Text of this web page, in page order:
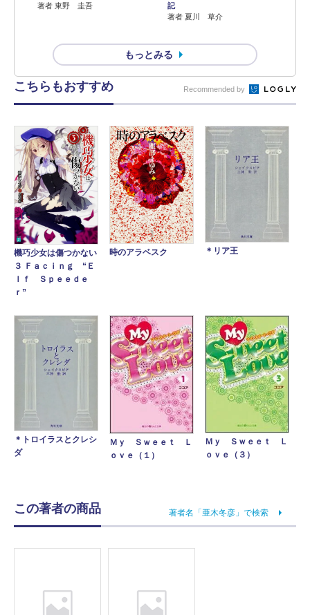
著者 東野 圭吾
記
著者 夏川 草介
もっとみる
こちらもおすすめ Recommended by
機巧少女は傷つかない
３ Ｆａｃｉｎｇ “Ｅ
ｌｆ Ｓｐｅｅｄｅ
ｒ”
時のアラベスク ＊リア王
＊トロイラスとクレシ
ダ
Ｍｙ Ｓｗｅｅｔ Ｌ
ｏｖｅ（１）
Ｍｙ Ｓｗｅｅｔ Ｌ
ｏｖｅ（３）
この著者の商品 著者名「亜木冬彦」で検索